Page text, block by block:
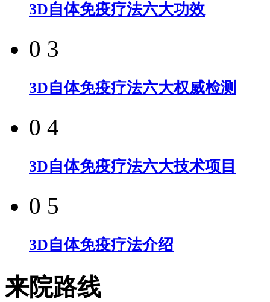
3D自体免疫疗法六大功效
0 3
3D自体免疫疗法六大权威检测
0 4
3D自体免疫疗法六大技术项目
0 5
3D自体免疫疗法介绍
来院路线